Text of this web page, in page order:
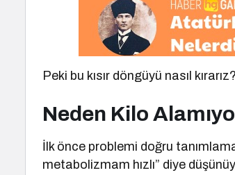
Peki bu kısır döngüyü nasıl
Neden Kilo
İlk önce problemi doğru
metabolizmam hızlı” diye